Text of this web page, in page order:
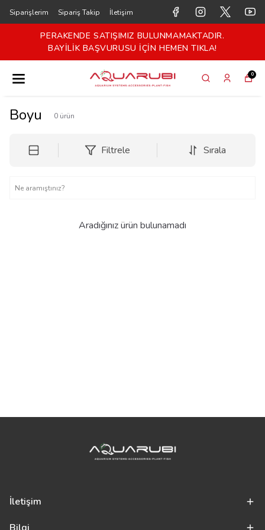
Siparişlerim Sipariş Takip İletişim
PERAKENDE SATIŞIMIZ BULUNMAMAKTADIR.
BAYİLİK BAŞVURUSU İÇİN HEMEN TIKLA!
0
Boyu 0 ürün
Filtrele Sırala
Aradığınız ürün bulunamadı
İletişim